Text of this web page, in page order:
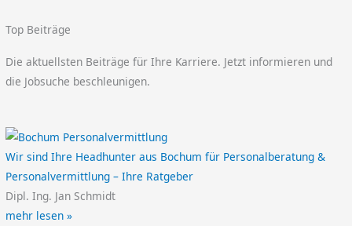
Top Beiträge
Die aktuellsten Beiträge für Ihre Karriere. Jetzt informieren und
die Jobsuche beschleunigen.
Wir sind Ihre Headhunter aus Bochum für Personalberatung &
Personalvermittlung – Ihre Ratgeber
Dipl. Ing. Jan Schmidt
mehr lesen »